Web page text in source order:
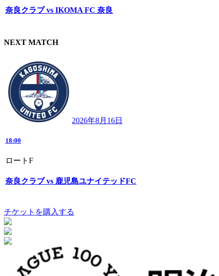
奈良クラブ vs IKOMA FC 奈良
NEXT MATCH
2026年8月16日
18:00
ロートF
奈良クラブ vs 鹿児島ユナイテッドFC
チケットを購入する